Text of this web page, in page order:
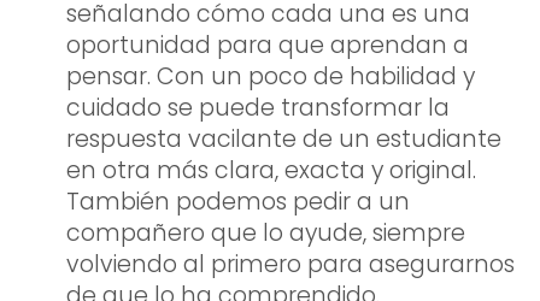
señalando cómo cada una es una
oportunidad para que aprendan a
pensar. Con un poco de habilidad y
cuidado se puede transformar la
respuesta vacilante de un estudiante
en otra más clara, exacta y original.
También podemos pedir a un
compañero que lo ayude, siempre
volviendo al primero para asegurarnos